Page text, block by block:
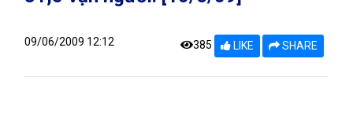
09/06/2009 12:12 385 LIKE SHARE